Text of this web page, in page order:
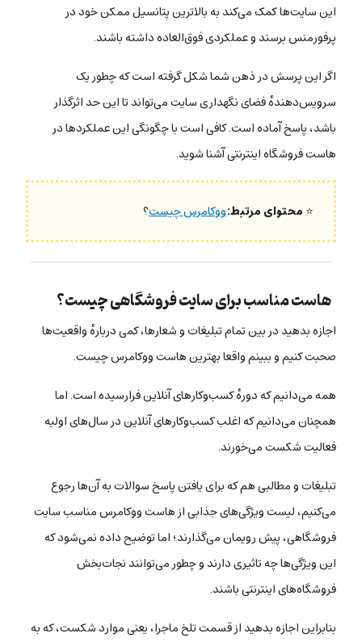
این سایت‌ها کمک می‌کند به بالاترین پتانسیل ممکن خود در
پرفورمنس برسند و عملکردی فوق‌العاده داشته باشند.
اگر این پرسش در ذهن شما شکل گرفته است که چطور یک
سرویس‌دهندهٔ فضای نگهداری سایت می‌تواند تا این حد اثرگذار
باشد، پاسخ آماده است. کافی است با چگونگی این عملکردها در
هاست فروشگاه اینترنتی آشنا شوید.
⭐محتوای مرتبط:ووکامرس چیست؟
هاست مناسب برای سایت فروشگاهی چیست؟
اجازه بدهید در بین تمام تبلیغات و شعارها، کمی درباره‌ٔ واقعیت‌ها
صحبت کنیم و ببینم واقعا بهترین هاست ووکامرس چیست.
همه می‌دانیم که دوره‌ٔ کسب‌وکارهای آنلاین فرارسیده است. اما
همچنان می‌دانیم که اغلب کسب‌وکارهای آنلاین در سال‌های اولیه
فعالیت شکست می‌خورند.
تبلیغات و مطالبی هم که برای یافتن پاسخ سوالات به آن‌ها رجوع
می‌کنیم، لیست ویژگی‌های جذابی از هاست ووکامرس مناسب سایت
فروشگاهی، پیش رویمان می‌گذارند؛ اما توضیح داده نمی‌شود که
این ویژگی‌ها چه تاثیری دارند و چطور می‌توانند نجات‌بخش
فروشگاه‌های اینترنتی باشند.
بنابراین اجازه بدهید از قسمت تلخ ماجرا، یعنی موارد شکست، که به